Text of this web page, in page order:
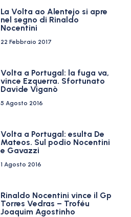
La Volta ao Alentejo si apre
nel segno di Rinaldo
Nocentini
22 Febbraio 2017
Volta a Portugal: la fuga va,
vince Ezquerra. Sfortunato
Davide Viganò
5 Agosto 2016
Volta a Portugal: esulta De
Mateos. Sul podio Nocentini
e Gavazzi
1 Agosto 2016
Rinaldo Nocentini vince il Gp
Torres Vedras – Troféu
Joaquim Agostinho